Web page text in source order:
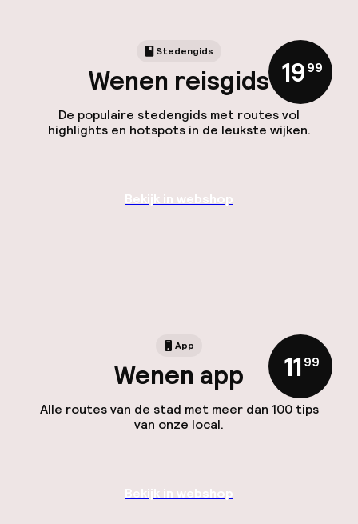
Stedengids
Wenen reisgids
De populaire stedengids met routes vol
highlights en hotspots in de leukste wijken.
19,99
Bekijk in webshop
App
Wenen app
Alle routes van de stad met meer dan 100 tips
van onze local.
11 ,99
Bekijk in webshop